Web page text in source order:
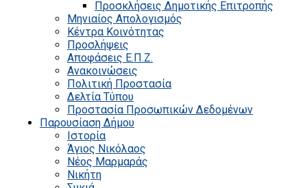
Προσκλήσεις Δημοτικής Επιτροπής
Μηνιαίος Απολογισμός
Κέντρα Κοινότητας
Προσλήψεις
Αποφάσεις Ε.Π.Ζ.
Ανακοινώσεις
Πολιτική Προστασία
Δελτία Τύπου
Προστασία Προσωπικών Δεδομένων
Παρουσίαση Δήμου
Ιστορία
Άγιος Νικόλαος
Νέος Μαρμαράς
Νικήτη